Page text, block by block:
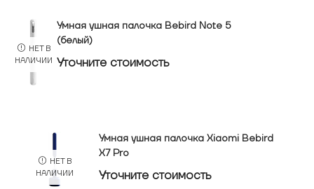
НЕТ В
НАЛИЧИИ
Умная ушная палочка Bebird Note 5
(белый)
Уточнитe стоимость
НЕТ В
НАЛИЧИИ
Умная ушная палочка Xiaomi Bebird
X7 Pro
Уточнитe стоимость